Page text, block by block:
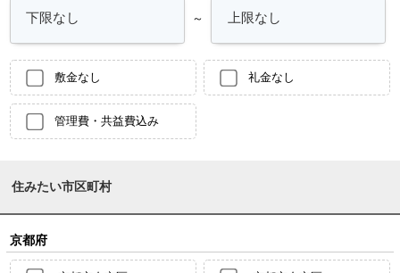
～
敷金なし 礼金なし
管理費・共益費込み
住みたい市区町村
京都府